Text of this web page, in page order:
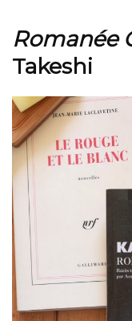
Romanée
Takeshi